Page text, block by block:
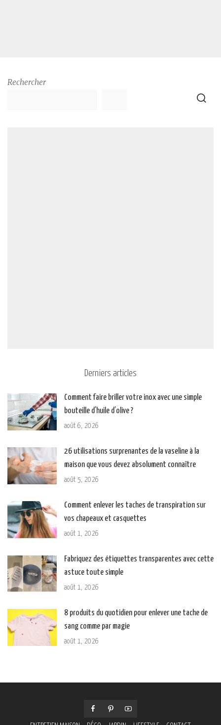
Rechercher
Derniers articles
Comment faire briller votre inox avec une simple
bouteille d’huile d’olive ?
août 6, 2026
26 utilisations surprenantes de la vaseline à la
maison que vous devez absolument connaître
août 5, 2026
Comment enlever les taches de transpiration sur
vos chapeaux et casquettes
août 1, 2026
Fabriquez des étiquettes transparentes avec cette
astuce toute simple
août 1, 2026
8 produits du quotidien pour enlever une tache de
sang comme par magie
août 1, 2026